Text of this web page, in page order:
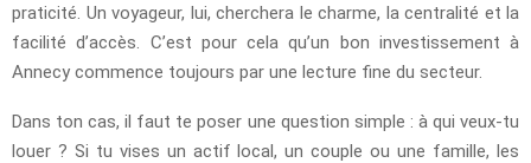
praticité. Un voyageur, lui, cherchera le charme, la centralité et la
facilité d’accès. C’est pour cela qu’un bon investissement à
Annecy commence toujours par une lecture fine du secteur.
Dans ton cas, il faut te poser une question simple : à qui veux-tu
louer ? Si tu vises un actif local, un couple ou une famille, les